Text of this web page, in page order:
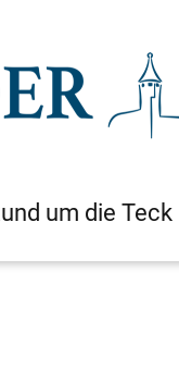
um die Teck